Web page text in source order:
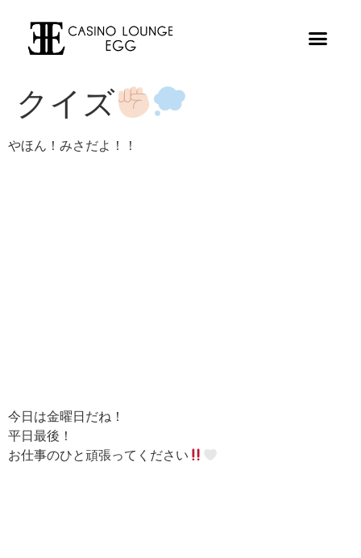
クイズ
やほん！みさだよ！！
今日は金曜日だね！
平日最後！
お仕事のひと頑張ってください